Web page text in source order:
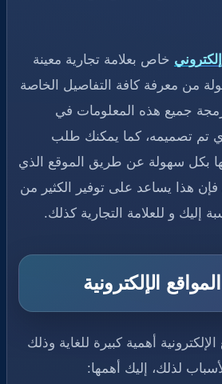
خاص بعلامة تجارية معينة
من معرفة كافة التفاصيل الخاصة
برمجة جميع هذه المعلومات في
تم تصميمه، كما يمكنك طلب
بكل سهولة عن طريق الموقع الذي
فإن هذا يساعد على توفير الكثير من
إليك و للعلامة التجارية كذلك.
الإلكترونية
أهمية كبيرة للغاية وذلك
لذلك، إليك أهمها: